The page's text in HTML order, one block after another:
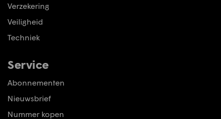
Verzekering
Veiligheid
Techniek
Service
Abonnementen
Nieuwsbrief
Nummer kopen